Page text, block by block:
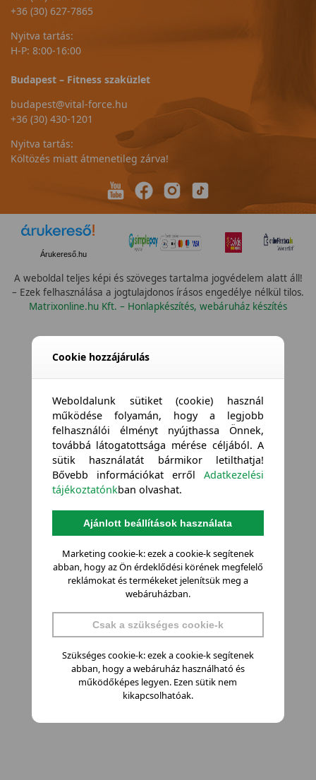
+36 (30) 627-7865
Nyitva tartás:
H-P: 8:00-16:00
Budapest – Fitness szaküzlet
budapest@vital-force.hu
+36 (30) 430-1201
Nyitva tartás:
Költözés miatt átmenetileg zárva!
Árukereső.hu
A weboldal teljes képi és szöveges tartalma jogvédelem alatt áll!
– Ezek felhasználása a jogtulajdonos írásos engedélye nélkül tilos.
Matrixonline.hu Kft. – Honlapkészítés, webáruház készítés
Cookie hozzájárulás
Weboldalunk sütiket (cookie) használ
működése folyamán, hogy a legjobb
felhasználói élményt nyújthassa Önnek,
továbbá látogatottsága mérése céljából. A
sütik használatát bármikor letilthatja!
Bővebb információkat errőlAdatkezelési
tájékoztatónkban olvashat.
Ajánlott beállítások használata
Marketing cookie-k: ezek a cookie-k segítenek
abban, hogy az Ön érdeklődési körének megfelelő
reklámokat és termékeket jelenítsük meg a
webáruházban.
Csak a szükséges cookie-k
Szükséges cookie-k: ezek a cookie-k segítenek
abban, hogy a webáruház használható és
működőképes legyen. Ezen sütik nem
kikapcsolhatóak.